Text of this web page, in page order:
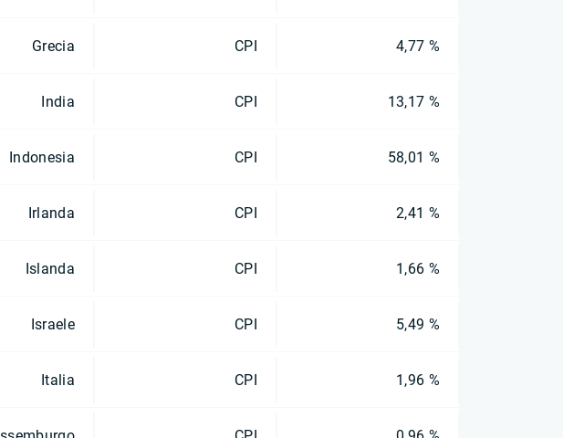
Grecia CPI 4,77 %
India CPI 13,17 %
Indonesia CPI 58,01 %
Irlanda CPI 2,41 %
Islanda CPI 1,66 %
Israele CPI 5,49 %
Italia CPI 1,96 %